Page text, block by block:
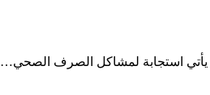
يأتي استجابة لمشاكل الصرف الصحي…